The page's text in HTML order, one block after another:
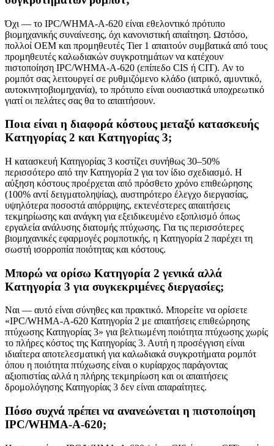
Όχι — το IPC/WHMA-A-620 είναι εθελοντικό πρότυπο
βιομηχανικής συναίνεσης, όχι κανονιστική απαίτηση. Ωστόσο,
πολλοί OEM και προμηθευτές Tier 1 απαιτούν συμβατικά από τους
προμηθευτές καλωδιακών συγκροτημάτων να κατέχουν
πιστοποίηση IPC/WHMA-A-620 (επίπεδο CIS ή CIT). Αν το
ρομπότ σας λειτουργεί σε ρυθμιζόμενο κλάδο (ιατρικό, αμυντικό,
αυτοκινητοβιομηχανία), το πρότυπο είναι ουσιαστικά υποχρεωτικό
γιατί οι πελάτες σας θα το απαιτήσουν.
Ποια είναι η διαφορά κόστους μεταξύ κατασκευής
Κατηγορίας 2 και Κατηγορίας 3;
Η κατασκευή Κατηγορίας 3 κοστίζει συνήθως 30–50%
περισσότερο από την Κατηγορία 2 για τον ίδιο σχεδιασμό. Η
αύξηση κόστους προέρχεται από πρόσθετο χρόνο επιθεώρησης
(100% αντί δειγματοληψίας), αυστηρότερο έλεγχο διεργασίας,
υψηλότερα ποσοστά απόρριψης, εκτενέστερες απαιτήσεις
τεκμηρίωσης και ανάγκη για εξειδικευμένο εξοπλισμό όπως
εργαλεία ανάλυσης διατομής πτύχωσης. Για τις περισσότερες
βιομηχανικές εφαρμογές ρομποτικής, η Κατηγορία 2 παρέχει τη
σωστή ισορροπία ποιότητας και κόστους.
Μπορώ να ορίσω Κατηγορία 2 γενικά αλλά
Κατηγορία 3 για συγκεκριμένες διεργασίες;
Ναι — αυτό είναι σύνηθες και πρακτικό. Μπορείτε να ορίσετε
«IPC/WHMA-A-620 Κατηγορία 2 με απαιτήσεις επιθεώρησης
πτύχωσης Κατηγορίας 3» για βελτιωμένη ποιότητα πτύχωσης χωρίς
το πλήρες κόστος της Κατηγορίας 3. Αυτή η προσέγγιση είναι
ιδιαίτερα αποτελεσματική για καλωδιακά συγκροτήματα ρομπότ
όπου η ποιότητα πτύχωσης είναι ο κυρίαρχος παράγοντας
αξιοπιστίας αλλά η πλήρης τεκμηρίωση και οι απαιτήσεις
δρομολόγησης Κατηγορίας 3 δεν είναι απαραίτητες.
Πόσο συχνά πρέπει να ανανεώνεται η πιστοποίηση
IPC/WHMA-A-620;